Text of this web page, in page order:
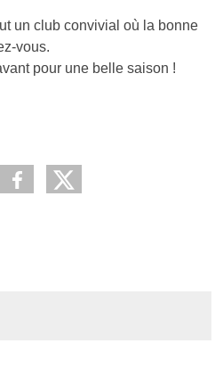
un club convivial où la bonne
vous.
pour une belle saison !